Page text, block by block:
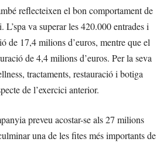
reflecteixen el bon comportament de
L’spa va superar les 420.000 entrades i
de 17,4 milions d’euros, mentre que el
de 4,4 milions d’euros. Per la seva
tractaments, restauració i botiga
de l’exercici anterior.
preveu acostar-se als 27 milions
una de les fites més importants de